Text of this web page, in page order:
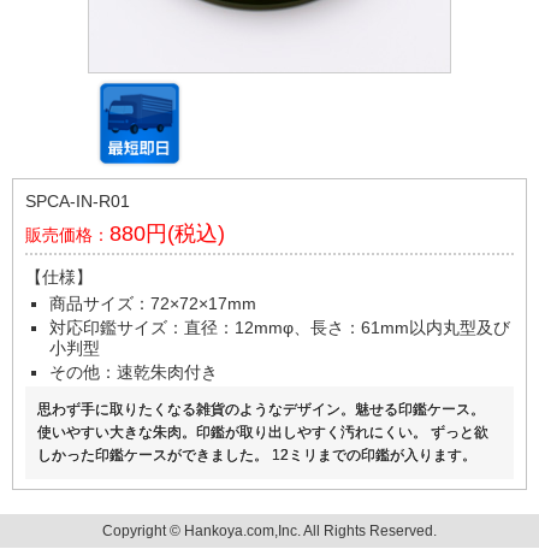
SPCA-IN-R01
販売価格： 880円(税込)
【仕様】
商品サイズ：72×72×17mm
対応印鑑サイズ：直径：12mmφ、長さ：61mm以内丸型及び
小判型
その他：速乾朱肉付き
思わず手に取りたくなる雑貨のようなデザイン。魅せる印鑑ケース。
使いやすい大きな朱肉。印鑑が取り出しやすく汚れにくい。 ずっと欲
しかった印鑑ケースができました。 12ミリまでの印鑑が入ります。
Copyright © Hankoya.com,Inc. All Rights Reserved.